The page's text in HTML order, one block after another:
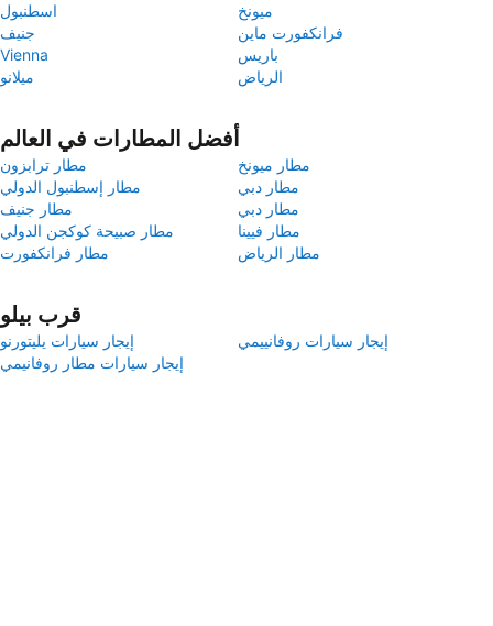
اسطنبول
ميونخ
جنيف
فرانكفورت ماين
Vienna
باريس
ميلانو
الرياض
أفضل المطارات في العالم
مطار ترابزون
مطار ميونخ
مطار إسطنبول الدولي
مطار دبي
مطار جنيف
مطار دبي
مطار صبيحة كوكجن الدولي
مطار فيينا
مطار فرانكفورت
مطار الرياض
قرب بيلو
إيجار سيارات یلیتورنو
إيجار سيارات روفانييمي
إيجار سيارات مطار روفانيمي